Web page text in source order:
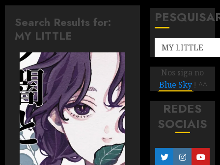
Search Results for:
MY LITTLE
Nos siga no
Blue Sky ! ^^
REDES
SOCIAIS